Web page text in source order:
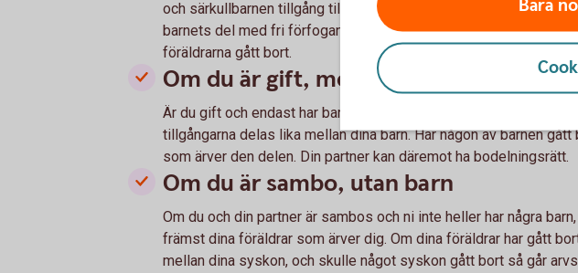
och särkullbarnen tillgång till sin del av arvet direkt. Din partner
barnets del med fri förfoganderätt. Era gemensamma barn får
föräldrarna gått bort.
Om du är gift, med barn från tidigare
Är du gift och endast har barn från tidigare förhållande så ärver
tillgångarna delas lika mellan dina barn. Har någon av barnen
som ärver den delen. Din partner kan däremot ha bodelningsrätt.
Om du är sambo, utan barn
Om du och din partner är sambos och ni inte heller har några
främst dina föräldrar som ärver dig. Om dina föräldrar har gått
mellan dina syskon, och skulle något syskon gått bort så går
Bara